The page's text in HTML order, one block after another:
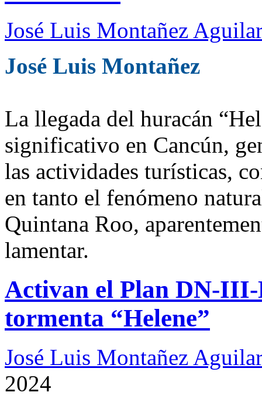
José Luis Montañez Aguilar
José Luis Montañez
La llegada del huracán
significativo en Cancún,
las actividades turísticas,
en tanto el fenómeno
Quintana Roo,
lamentar.
Activan el Plan DN-III-
tormenta “Helene”
José Luis Montañez Aguilar
2024